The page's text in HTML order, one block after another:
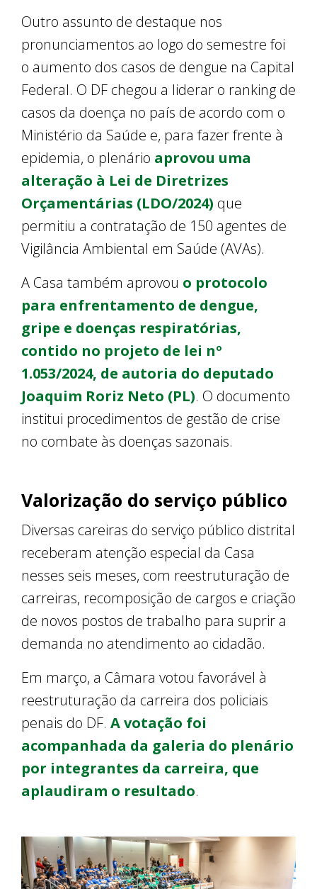
Outro assunto de destaque nos
pronunciamentos ao logo do semestre foi
o aumento dos casos de dengue na Capital
Federal. O DF chegou a liderar o ranking de
casos da doença no país de acordo com o
Ministério da Saúde e, para fazer frente à
epidemia, o plenário aprovou uma
alteração à Lei de Diretrizes
Orçamentárias (LDO/2024) que
permitiu a contratação de 150 agentes de
Vigilância Ambiental em Saúde (AVAs).
A Casa também aprovou o protocolo
para enfrentamento de dengue,
gripe e doenças respiratórias,
contido no projeto de lei nº
1.053/2024, de autoria do deputado
Joaquim Roriz Neto (PL). O documento
institui procedimentos de gestão de crise
no combate às doenças sazonais.
Valorização do serviço público
Diversas careiras do serviço público distrital
receberam atenção especial da Casa
nesses seis meses, com reestruturação de
carreiras, recomposição de cargos e criação
de novos postos de trabalho para suprir a
demanda no atendimento ao cidadão.
Em março, a Câmara votou favorável à
reestruturação da carreira dos policiais
penais do DF. A votação foi
acompanhada da galeria do plenário
por integrantes da carreira, que
aplaudiram o resultado.